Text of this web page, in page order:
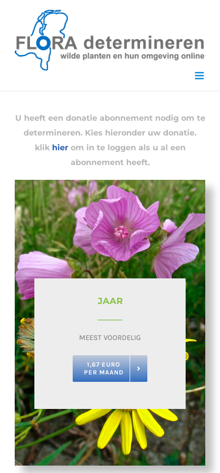
content
U heeft een donatie abonnement nodig om te
determineren. Kies hieronder uw donatie.
klik hierom in te loggen als u al een
abonnement heeft.
JAAR
MEEST VOORDELIG
1,67 EURO
PER MAAND